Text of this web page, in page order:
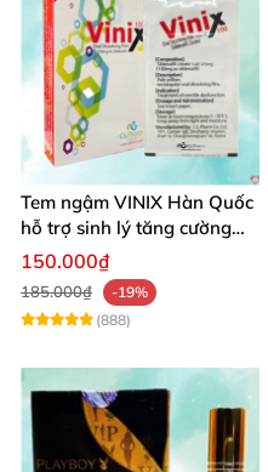
Tem ngậm VINIX Hàn Quốc
hỗ trợ sinh lý tăng cường
sức khỏe
150.000₫
185.000₫
-19%
(888)